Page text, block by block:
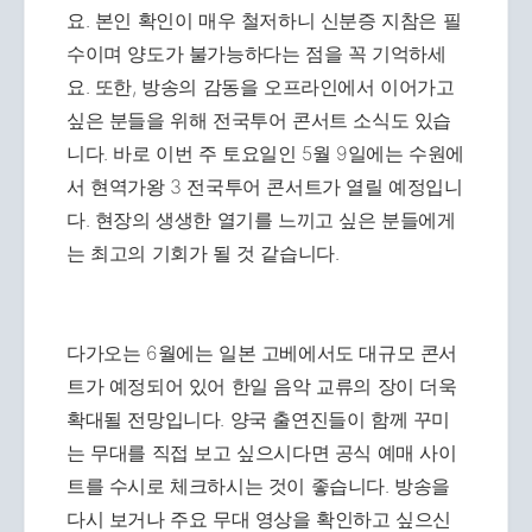
요. 본인 확인이 매우 철저하니 신분증 지참은 필
수이며 양도가 불가능하다는 점을 꼭 기억하세
요. 또한, 방송의 감동을 오프라인에서 이어가고
싶은 분들을 위해 전국투어 콘서트 소식도 있습
니다. 바로 이번 주 토요일인 5월 9일에는 수원에
서 현역가왕 3 전국투어 콘서트가 열릴 예정입니
다. 현장의 생생한 열기를 느끼고 싶은 분들에게
는 최고의 기회가 될 것 같습니다.
다가오는 6월에는 일본 고베에서도 대규모 콘서
트가 예정되어 있어 한일 음악 교류의 장이 더욱
확대될 전망입니다. 양국 출연진들이 함께 꾸미
는 무대를 직접 보고 싶으시다면 공식 예매 사이
트를 수시로 체크하시는 것이 좋습니다. 방송을
다시 보거나 주요 무대 영상을 확인하고 싶으신